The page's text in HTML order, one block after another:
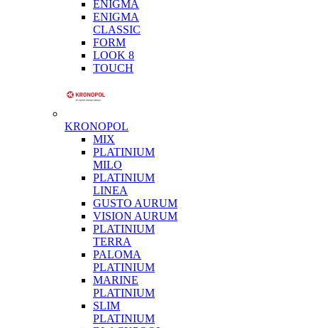
ENIGMA
ENIGMA
CLASSIC
FORM
LOOK 8
TOUCH
KRONOPOL
MIX
PLATINIUM
MILO
PLATINIUM
LINEA
GUSTO AURUM
VISION AURUM
PLATINIUM
TERRA
PALOMA
PLATINIUM
MARINE
PLATINIUM
SLIM
PLATINIUM